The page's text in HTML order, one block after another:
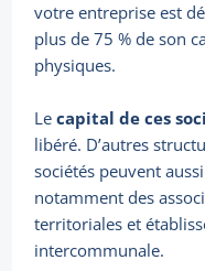
votre entreprise est
plus de 75 % de son
physiques.
Lecapital de ces
libéré. D’autres
sociétés peuvent
notamment des
territoriales et
intercommunale.